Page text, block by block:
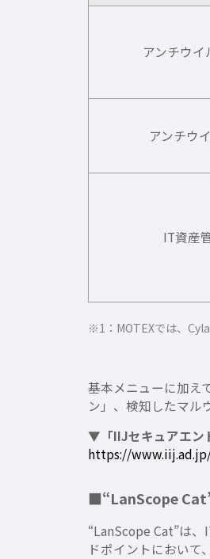
アンチウ
アンチウ
IT資産
※1：MOTEXでは、
基本メニューに加え
ン」、検知したマル
▼「IIJセキュアエン
https://
■“LanScope
“LanScope Cat”は
ドポイントにおいて